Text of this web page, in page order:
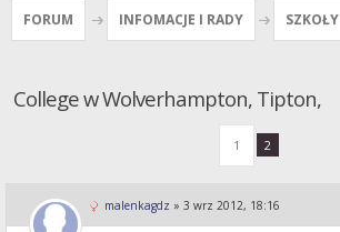
FORUM INFOMACJE I RADY SZKOŁY
College w Wolverhampton, Tipton,
1 2
malenkagdz » 3 wrz 2012, 18:16